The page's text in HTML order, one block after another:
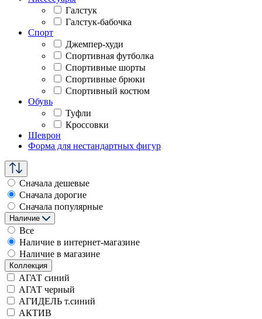
Галстук
Галстук-бабочка
Спорт
Джемпер-худи
Спортивная футболка
Спортивные шорты
Спортивные брюки
Спортивный костюм
Обувь
Туфли
Кроссовки
Шеврон
Форма для нестандартных фигур
Сначала дешевые
Сначала дорогие
Сначала популярные
Наличие
Все
Наличие в интернет-магазине
Наличие в магазине
Коллекция
АГАТ синий
АГАТ черный
АГИДЕЛЬ т.синий
АКТИВ